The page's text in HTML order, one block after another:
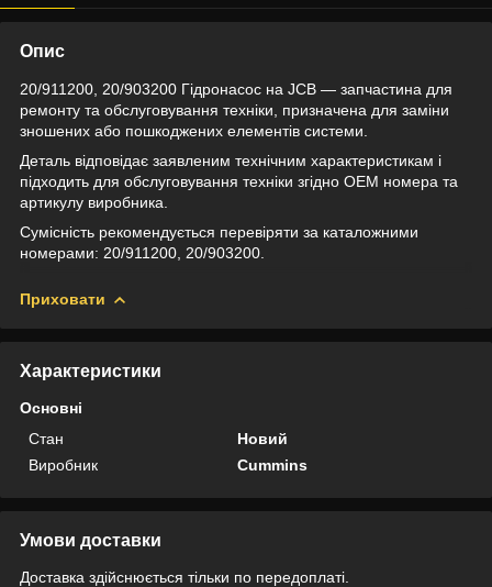
Опис
20/911200, 20/903200 Гідронасос на JCB — запчастина для
ремонту та обслуговування техніки, призначена для заміни
зношених або пошкоджених елементів системи.
Деталь відповідає заявленим технічним характеристикам і
підходить для обслуговування техніки згідно OEM номера та
артикулу виробника.
Сумісність рекомендується перевіряти за каталожними
номерами: 20/911200, 20/903200.
Приховати
Характеристики
Основні
Стан
Новий
Виробник
Cummins
Умови доставки
Доставка здійснюється тільки по передоплаті.